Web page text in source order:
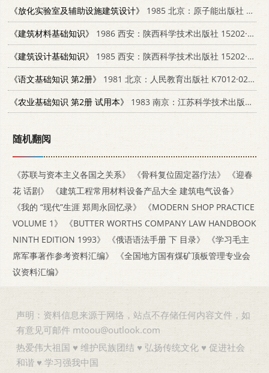
《放化实验室及辅助设施建筑设计》
1985 北京：原子能出版社 15175·574
《建筑材料基础知识》
1986 西安：陕西科学技术出版社 15202·136
《建筑设计基础知识》
1985 西安：陕西科学技术出版社 15202·118
《语文基础知识 第2册》
1981 北京：人民教育出版社 K7012·0273
《农业基础知识 第2册 试用本》
1983 南京：江苏科学技术出版社 K7196·002
随机翻阅
《苏联与资本主义各国之关系》 《骨科复位固定器疗法》
《迎春
花 话剧》
《建筑工程常用材料设备产品大全 建筑电气设备》
《我的 “现代”生涯 郑周永回忆录》
《MODERN SHOP PRACTICE
VOLUME 1》
《BUTTER WORTHS COMPANY LAW HANDBOOK
NINTH EDITION 1993》
《俄语语法手册 下 目录》
《学习毛主
席军事著作参考资料汇编》
《全国地方国有煤矿顶板管理专业会
议资料汇编》
声明：资料信息来源于网络，站点不存储任何内容文件，如
有意见可邮件 mtoou@outlook.com
热爱伟大祖国 ♥ 维护民族团结 ♥ 弘扬传统文化 ♥ 促进社会
和谐 ♥ 学习强我中国